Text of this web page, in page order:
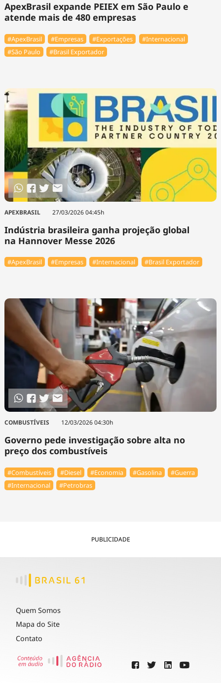
ApexBrasil expande PEIEX em São Paulo e
atende mais de 480 empresas
#ApexBrasil #Empresas #Exportações
#Internacional
#São Paulo
#Brasil Exportador
APEXBRASIL 27/03/2026 04:45h
Indústria brasileira ganha projeção global
na Hannover Messe 2026
#ApexBrasil #Empresas #Internacional #Brasil Exportador
COMBUSTÍVEIS 12/03/2026 04:30h
Governo pede investigação sobre alta no
preço dos combustíveis
#Combustíveis #Diesel #Economia #Gasolina
#Guerra
#Internacional
#Petrobras
PUBLICIDADE
Quem Somos
Mapa do Site
Contato